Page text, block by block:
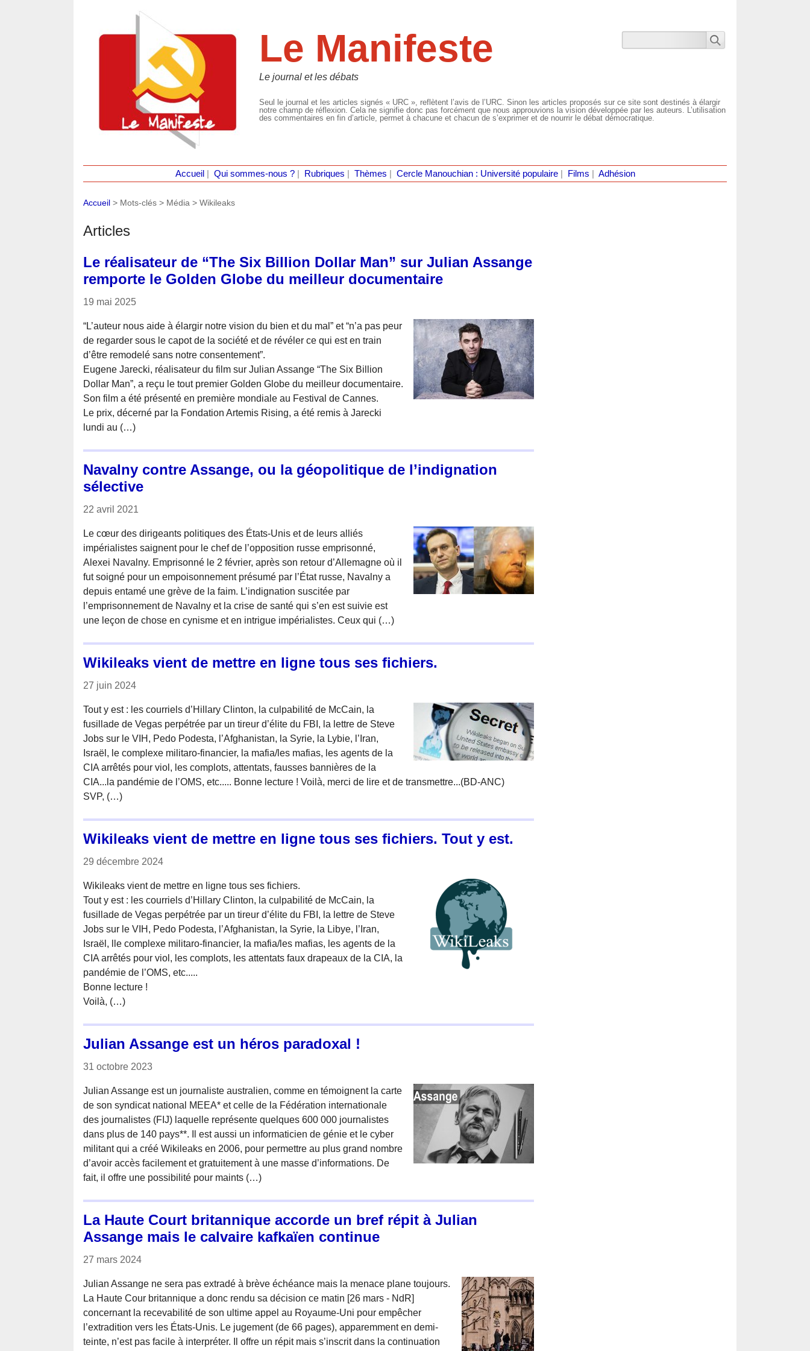
Le Manifeste
Le journal et les débats
Seul le journal et les articles signés « URC », reflètent l’avis de l’URC. Sinon les articles proposés sur ce site sont destinés à élargir
notre champ de réflexion. Cela ne signifie donc pas forcément que nous approuvions la vision développée par les auteurs. L’utilisation
des commentaires en fin d’article, permet à chacune et chacun de s’exprimer et de nourrir le débat démocratique.
Accueil Qui sommes-nous ?| Rubriques Thèmes Cercle Manouchian : Université populaire| Films Adhésion
Accueil > Mots-clés > Média > Wikileaks
Articles
Le réalisateur de “The Six Billion Dollar Man” sur Julian Assange
remporte le Golden Globe du meilleur documentaire
19 mai 2025
“L’auteur nous aide à élargir notre vision du bien et du mal” et “n’a pas peur
de regarder sous le capot de la société et de révéler ce qui est en train
d’être remodelé sans notre consentement”.
Eugene Jarecki, réalisateur du film sur Julian Assange “The Six Billion
Dollar Man”, a reçu le tout premier Golden Globe du meilleur documentaire.
Son film a été présenté en première mondiale au Festival de Cannes.
Le prix, décerné par la Fondation Artemis Rising, a été remis à Jarecki
lundi au (…)
Navalny contre Assange, ou la géopolitique de l’indignation
sélective
22 avril 2021
Le cœur des dirigeants politiques des États-Unis et de leurs alliés
impérialistes saignent pour le chef de l’opposition russe emprisonné,
Alexei Navalny. Emprisonné le 2 février, après son retour d’Allemagne où il
fut soigné pour un empoisonnement présumé par l’État russe, Navalny a
depuis entamé une grève de la faim. L’indignation suscitée par
l’emprisonnement de Navalny et la crise de santé qui s’en est suivie est
une leçon de chose en cynisme et en intrigue impérialistes. Ceux qui (…)
Wikileaks vient de mettre en ligne tous ses fichiers.
27 juin 2024
Tout y est : les courriels d’Hillary Clinton, la culpabilité de McCain, la
fusillade de Vegas perpétrée par un tireur d’élite du FBI, la lettre de Steve
Jobs sur le VIH, Pedo Podesta, l’Afghanistan, la Syrie, la Lybie, l’Iran,
Israël, le complexe militaro-financier, la mafia/les mafias, les agents de la
CIA arrêtés pour viol, les complots, attentats, fausses bannières de la
CIA...la pandémie de l’OMS, etc..... Bonne lecture ! Voilà, merci de lire et de transmettre...(BD-ANC)
SVP, (…)
Wikileaks vient de mettre en ligne tous ses fichiers. Tout y est.
29 décembre 2024
Wikileaks vient de mettre en ligne tous ses fichiers.
Tout y est : les courriels d’Hillary Clinton, la culpabilité de McCain, la
fusillade de Vegas perpétrée par un tireur d’élite du FBI, la lettre de Steve
Jobs sur le VIH, Pedo Podesta, l’Afghanistan, la Syrie, la Libye, l’Iran,
Israël, lle complexe militaro-financier, la mafia/les mafias, les agents de la
CIA arrêtés pour viol, les complots, les attentats faux drapeaux de la CIA, la
pandémie de l’OMS, etc.....
Bonne lecture !
Voilà, (…)
Julian Assange est un héros paradoxal !
31 octobre 2023
Julian Assange est un journaliste australien, comme en témoignent la carte
de son syndicat national MEEA* et celle de la Fédération internationale
des journalistes (FIJ) laquelle représente quelques 600 000 journalistes
dans plus de 140 pays**. Il est aussi un informaticien de génie et le cyber
militant qui a créé Wikileaks en 2006, pour permettre au plus grand nombre
d’avoir accès facilement et gratuitement à une masse d’informations. De
fait, il offre une possibilité pour maints (…)
La Haute Court britannique accorde un bref répit à Julian
Assange mais le calvaire kafkaïen continue
27 mars 2024
Julian Assange ne sera pas extradé à brève échéance mais la menace plane toujours.
La Haute Cour britannique a donc rendu sa décision ce matin [26 mars - NdR]
concernant la recevabilité de son ultime appel au Royaume-Uni pour empêcher
l’extradition vers les États-Unis. Le jugement (de 66 pages), apparemment en demi-
teinte, n’est pas facile à interpréter. Il offre un répit mais s’inscrit dans la continuation